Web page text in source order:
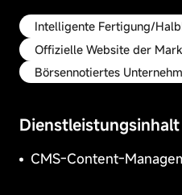
CMS-Content-
Management-
Intelligente Fertigung/
Offizielle Website der
Börsennotiertes
Dienstleistungsinhalt
CMS-Content-
dazu
dienen,
Ihre
Präferenzen
zu
statistische
Daten
die